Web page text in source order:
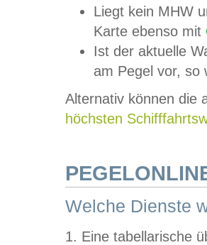
Liegt kein MHW
Karte ebenso mit
Ist der aktuelle
am Pegel vor,
Alternativ können die
höchsten
Welche Dienste
1. Eine tabellarische